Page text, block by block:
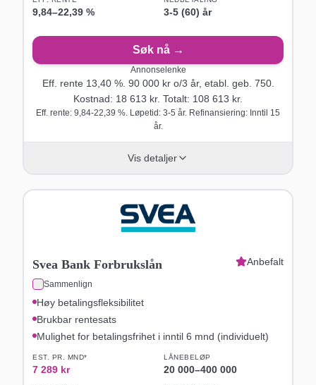
9,84–22,39 % 3-5 (60) år
Søk nå →
Annonselenke
Eff. rente 13,40%. 90 000kr o/3 år, etabl. geb. 750.
Kostnad: 18 613 kr. Totalt: 108 613 kr.
Eff. rente: 9,84-22,39 %. Løpetid: 3-5 år. Refinansiering: Inntil 15
år.
Vis detaljer
Svea Bank Forbrukslån
Sammenlign
Anbefalt
Høy betalingsfleksibilitet
Brukbar rentesats
Mulighet for betalingsfrihet i inntil 6 mnd (individuelt)
EST. PR. MND*
7 289 kr
LÅNEBELØP
20 000–400 000